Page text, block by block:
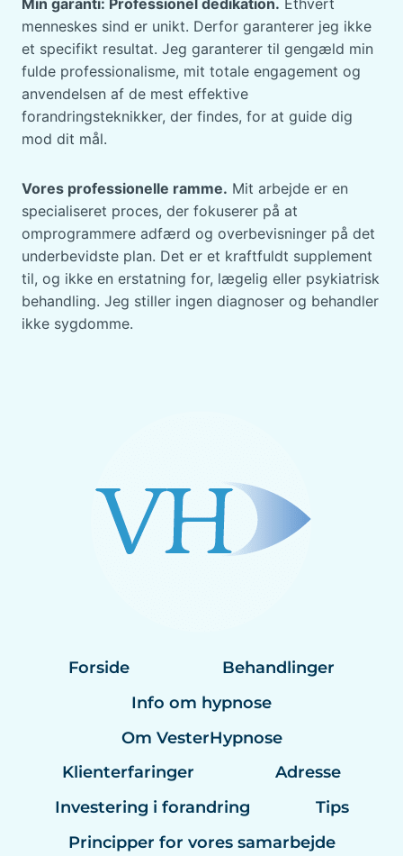
Min garanti: Professionel dedikation. Ethvert
menneskes sind er unikt. Derfor garanterer jeg ikke
et specifikt resultat. Jeg garanterer til gengæld min
fulde professionalisme, mit totale engagement og
anvendelsen af de mest effektive
forandringsteknikker, der findes, for at guide dig
mod dit mål.
Vores professionelle ramme. Mit arbejde er en
specialiseret proces, der fokuserer på at
omprogrammere adfærd og overbevisninger på det
underbevidste plan. Det er et kraftfuldt supplement
til, og ikke en erstatning for, lægelig eller psykiatrisk
behandling. Jeg stiller ingen diagnoser og behandler
ikke sygdomme.
Forside
Behandlinger
Info om hypnose
Om VesterHypnose
Klienterfaringer
Adresse
Investering i forandring
Tips
Principper for vores samarbejde